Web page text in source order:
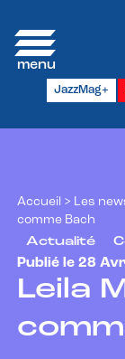
JazzMag+
Accueil > Les
comme Bach
Actualité
Publié le 28
Leila